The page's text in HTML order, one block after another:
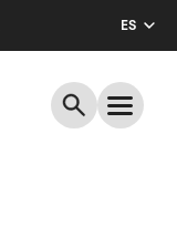
ES
EN